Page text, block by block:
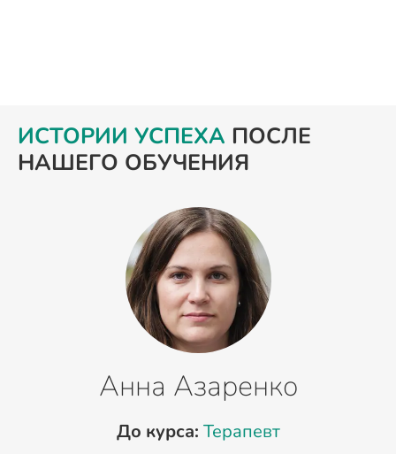
ИСТОРИИ УСПЕХА ПОСЛЕ
НАШЕГО ОБУЧЕНИЯ
Анна Азаренко
До курса: Терапевт